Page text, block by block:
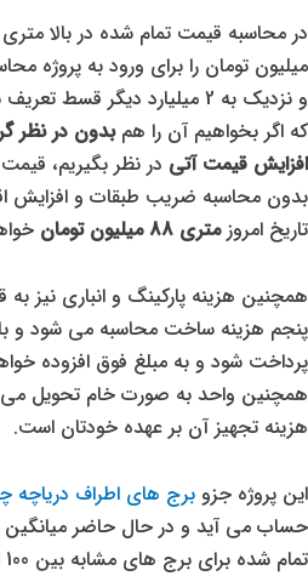
میلیون تومان را برای ورود به پروژه
و نزدیک به 2 میلیارد دیگر قسط
که اگر بخواهیم آن را همبدون در نظر
افزایش قیمت آتی در نظر بگیریم،
بدون محاسبه ضریب طبقات و افزایش
تاریخ امروزمتری 88 میلیون تومان
همچنین هزینه پارکینگ و انباری نیز
پنجم هزینه ساخت محاسبه می شود و
پرداخت شود و به مبلغ فوق افزوده
همچنین واحد به صورت خام تحویل
هزینه تجهیز آن بر عهده خودتان است.
این پروژه جزو برج های اطراف دریاچه
حساب می آید و در حال حاضر